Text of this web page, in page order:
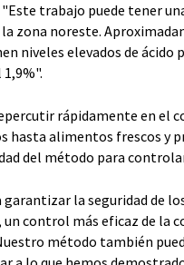
trabajo puede tener
zona noreste.
niveles elevados de
rápidamente en el
hasta alimentos frescos y
del método para
la seguridad de
control más eficaz de la
método también